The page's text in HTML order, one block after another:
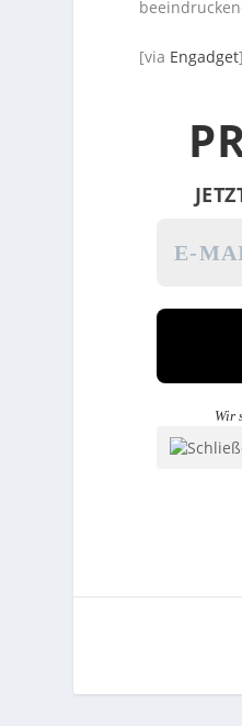
[via Engadget]
Wir